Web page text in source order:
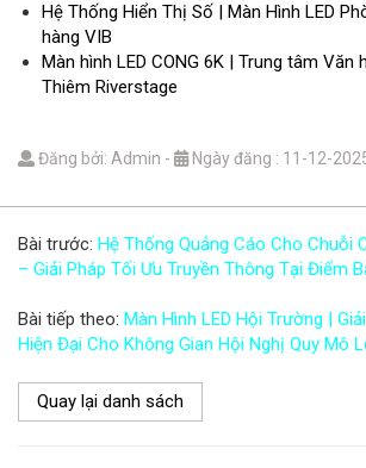
Hệ Thống Hiển Thị Số | Màn Hình LED
hàng VIB
Màn hình LED CONG 6K | Trung tâm Văn
Thiêm Riverstage
Đăng bởi: Admin - Ngày đăng : 11-12-
Bài trước: Hệ Thống Quảng Cáo Cho Chuỗi
– Giải Pháp Tối Ưu Truyền Thông Tại Điểm
Bài tiếp theo: Màn Hình LED Hội Trường |
Hiện Đại Cho Không Gian Hội Nghị Quy Mô
Quay lại danh sách